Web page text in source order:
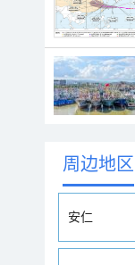
周边地区
安仁